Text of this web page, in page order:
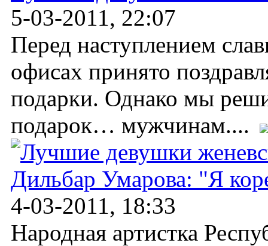
5-03-2011, 22:07
Перед наступлением
офисах принято
подарки. Однако мы
подарок… мужчинам....
Дильбар Умарова: "Я
4-03-2011, 18:33
Народная артистка